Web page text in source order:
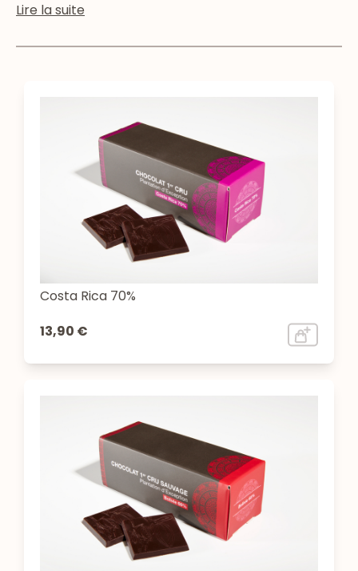
Lire la suite
Costa Rica 70%
13,90 €